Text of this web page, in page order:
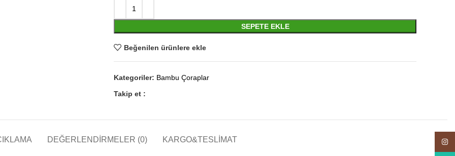
SEPETE EKLE
Beğenilen ürünlere ekle
Kategoriler: Bambu Çoraplar
Takip et :
DEĞERLENDIRMELER (0) KARGO&TESLIMAT